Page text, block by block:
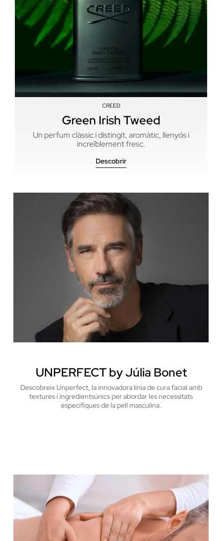
CREED
Green Irish Tweed
Un perfum clàssic i distingit, aromàtic, llenyós i
increïblement fresc.
Descobrir
UNPERFECT by Júlia Bonet
Descobreix Unperfect, la innovadora línia de cura facial amb
textures i ingredientsúnics per abordar les necessitats
específiques de la pell masculina.